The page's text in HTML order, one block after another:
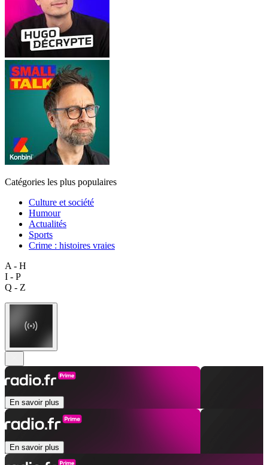
Catégories les plus populaires
Culture et société
Humour
Actualités
Sports
Crime : histoires vraies
A - H
I - P
Q - Z
En savoir plus
En savoir plus